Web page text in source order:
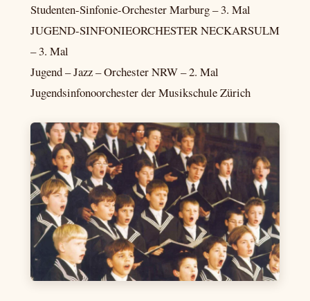
Studenten-Sinfonie-Orchester Marburg – 3. Mal
JUGEND-SINFONIEORCHESTER NECKARSULM
– 3. Mal
Jugend – Jazz – Orchester NRW – 2. Mal
Jugendsinfonoorchester der Musikschule Zürich